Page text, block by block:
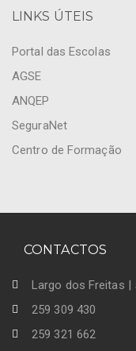
LINKS ÚTEIS
Portal das Escolas
AGSE
ANQEP
SeguraNet
Centro de Formação
CONTACTOS
Largo dos Freitas |
259 309 430
259 321 662